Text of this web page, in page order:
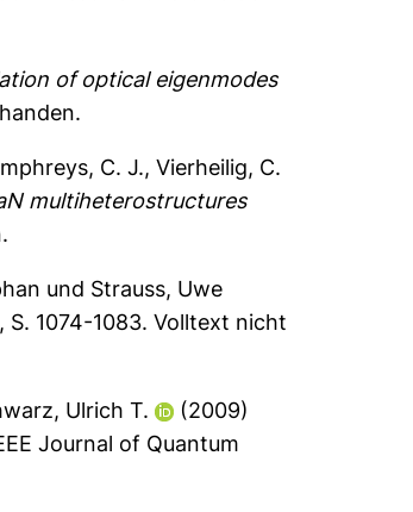
of optical eigenmodes
C. J.,Vierheilig, C.
multiheterostructures
und Strauss, Uwe
S. 1074-1083.Volltext nicht
Ulrich T.
(2009)
Journal of Quantum